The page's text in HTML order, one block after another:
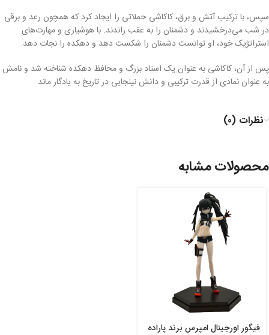
سپس، با ترکیب آتش و برق، کاکاشی حملاتی را ایجاد کرد که همچون رعد و برقی
در شب می‌درخشیدند و دشمنان را به عقب راندند. با هوشیاری و مهارت‌های
استراتژیک خود، او توانست دشمنان را شکست دهد و دهکده را نجات دهد.
پس از آن، کاکاشی به عنوان یک استاد بزرگ و محافظ دهکده شناخته شد و نامش
به عنوان نمادی از قدرت ترکیبی و دانش نینجایی در تاریخ به یادگار ماند
نظرات (0)
محصولات مشابه
فیگور اورجینال امپرس برند پاراده